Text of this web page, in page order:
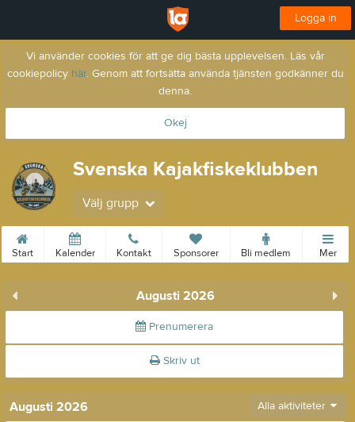
Logga in
Vi använder cookies för att ge dig bästa upplevelsen. Läs vår
cookiepolicy här. Genom att fortsätta använda tjänsten godkänner du
denna.
Okej
Svenska Kajakfiskeklubben
Välj grupp
Start Kalender Kontakt Sponsorer Bli medlem Mer
Augusti 2026
Prenumerera
Skriv ut
Augusti 2026 Alla aktiviteter